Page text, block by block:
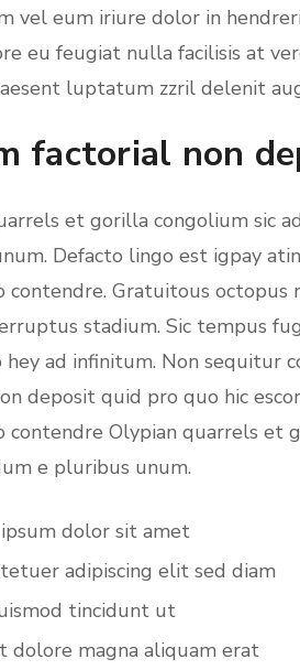
vel eum iriure dolor in
eu feugiat nulla facilisis at
luptatum zzril delenit
factorial non
et gorilla congolium sic
Defacto lingo est igpay
contendre. Gratuitous octopus
stadium. Sic tempus
ad infinitum. Non sequitur
deposit quid pro quo hic
contendre Olypian quarrels et
e pluribus unum.
dolor sit amet
adipiscing elit sed diam
tincidunt ut
dolore magna aliquam erat